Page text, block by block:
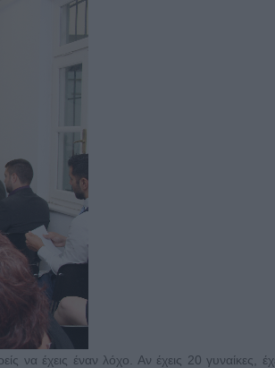
να έχεις έναν λόχο. Αν έχεις 20 γυναίκες,